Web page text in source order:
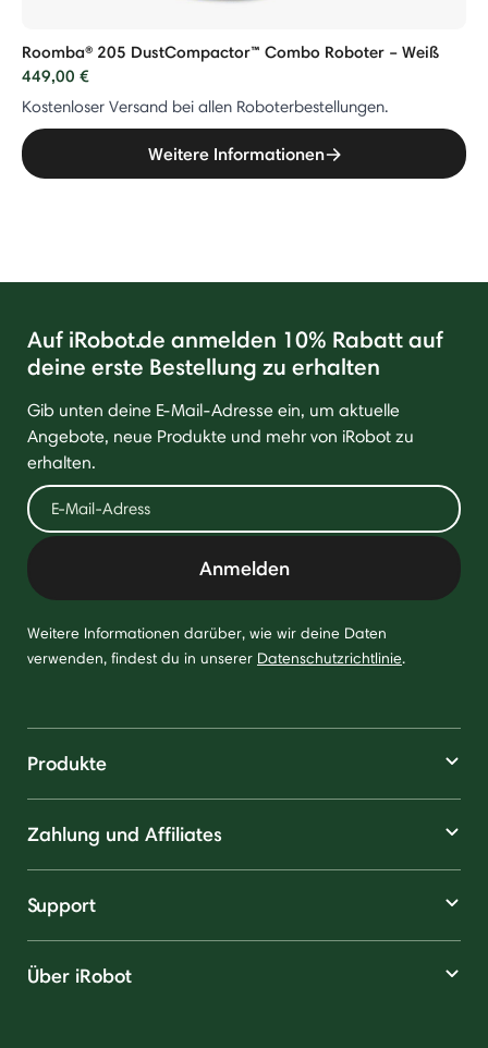
Roomba® 205 DustCompactor™ Combo Roboter – Weiß
449,00 €
Kostenloser Versand bei allen Roboterbestellungen.
Weitere Informationen
Auf iRobot.de anmelden 10% Rabatt auf
deine erste Bestellung zu erhalten
Gib unten deine E-Mail-Adresse ein, um aktuelle
Angebote, neue Produkte und mehr von iRobot zu
erhalten.
Anmelden
Weitere Informationen darüber, wie wir deine Daten
verwenden, findest du in unserer Datenschutzrichtlinie.
Produkte
Zahlung und Affiliates
Support
Über iRobot